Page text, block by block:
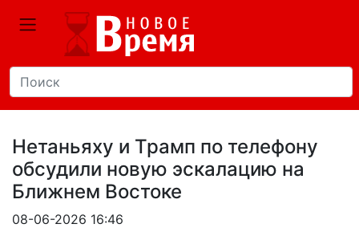
Нетаньяху и Трамп по телефону
обсудили новую эскалацию на
Ближнем Востоке
08-06-2026 16:46